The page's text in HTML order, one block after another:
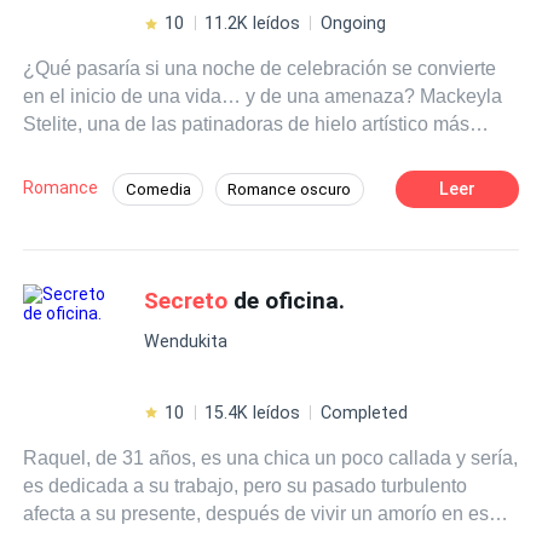
10 11.2K leídos Ongoing
¿Qué pasaría si una noche de celebración se convierte
en el inicio de una vida… y de una amenaza? Mackeyla
Stelite, una de las patinadoras de hielo artístico más
aplausos y perfección. Durante una glamorosa sesión de
fotos, recibe una noticia que la conecta con sus raíces: su
inolvidable… y lo es. Mackeyla se ve envuelta en una
intensa aventura con dos hombres: uno con quien choca
desde el primer instante, como si el destino los empujara
Semanas después, descubre que está embarazada. Pero
sombras, obligándola a regresar a un pasado que creía
enterrado. Para proteger la vida que crece en su vientre,
Mackeyla deberá enfrentarsecretos familiares, pactos
Romance Comedia Romance oscuro
Huida con un Bebé
Leer
Secreto de oficina.
Wendukita
10 15.4K leídos Completed
Raquel, de 31 años, es una chica un poco callada y sería,
es dedicada a su trabajo, pero su pasado turbulento
afecta a su presente, después de vivir un amorío en ese